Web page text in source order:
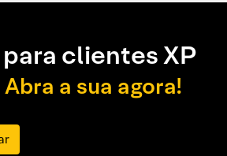
clientes XP
a sua agora!